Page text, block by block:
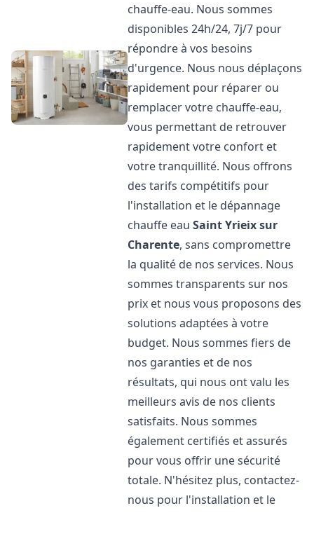
chauffe-eau. Nous sommes
disponibles 24h/24, 7j/7 pour
répondre à vos besoins
d'urgence. Nous nous déplaçons
rapidement pour réparer ou
remplacer votre chauffe-eau,
vous permettant de retrouver
rapidement votre confort et
votre tranquillité. Nous offrons
des tarifs compétitifs pour
l'installation et le dépannage
chauffe eauSaint Yrieix sur
Charente, sans compromettre
la qualité de nos services. Nous
sommes transparents sur nos
prix et nous vous proposons des
solutions adaptées à votre
budget. Nous sommes fiers de
nos garanties et de nos
résultats, qui nous ont valu les
meilleurs avis de nos clients
satisfaits. Nous sommes
également certifiés et assurés
pour vous offrir une sécurité
totale. N'hésitez plus, contactez-
nous pour l'installation et le